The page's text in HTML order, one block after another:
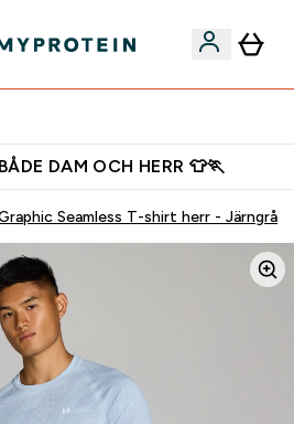
DAM OCH HERR 👕🏃
Seamless T-shirt herr - Järngrå